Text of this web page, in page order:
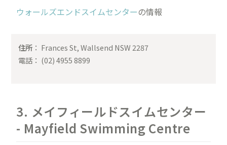
ウォールズエンドスイムセンターの情報
住所 ： Frances St, Wallsend NSW 2287
電話： (02) 4955 8899
3. メイフィールドスイムセンター
- Mayfield Swimming Centre